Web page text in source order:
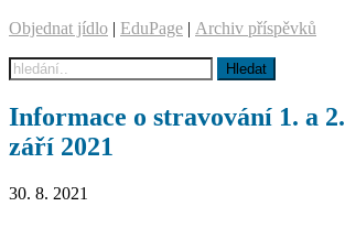
Objednat jídlo | EduPage | Archiv příspěvků
Informace o stravování 1. a 2.
září 2021
30. 8. 2021